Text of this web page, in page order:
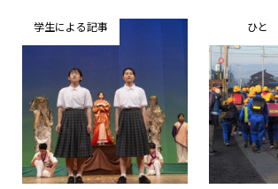
学生による記事 ひと